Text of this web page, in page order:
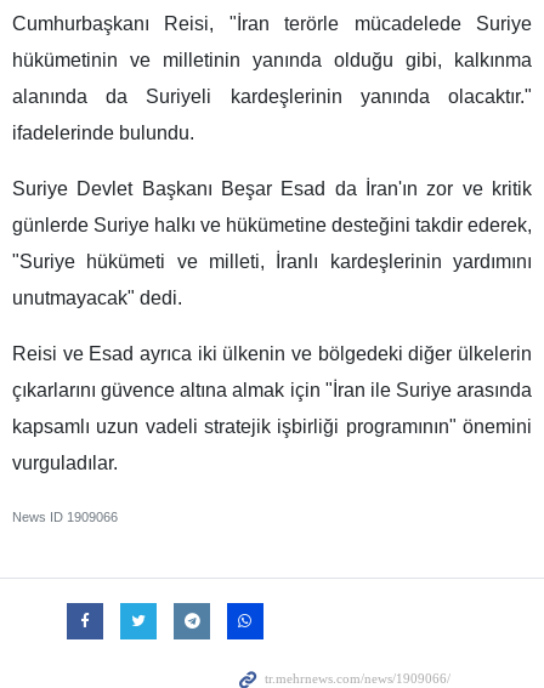
Cumhurbaşkanı Reisi, "İran terörle mücadelede Suriye
hükümetinin ve milletinin yanında olduğu gibi, kalkınma
alanında da Suriyeli kardeşlerinin yanında olacaktır."
ifadelerinde bulundu.
Suriye Devlet Başkanı Beşar Esad da İran'ın zor ve kritik
günlerde Suriye halkı ve hükümetine desteğini takdir ederek,
"Suriye hükümeti ve milleti, İranlı kardeşlerinin yardımını
unutmayacak" dedi.
Reisi ve Esad ayrıca iki ülkenin ve bölgedeki diğer ülkelerin
çıkarlarını güvence altına almak için "İran ile Suriye arasında
kapsamlı uzun vadeli stratejik işbirliği programının" önemini
vurguladılar.
News ID 1909066